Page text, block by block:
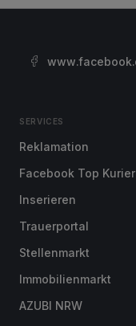
SERVICES
Reklamation
Facebook Top Kurier
Inserieren
Trauerportal
Stellenmarkt
Immobilienmarkt
AZUBI NRW